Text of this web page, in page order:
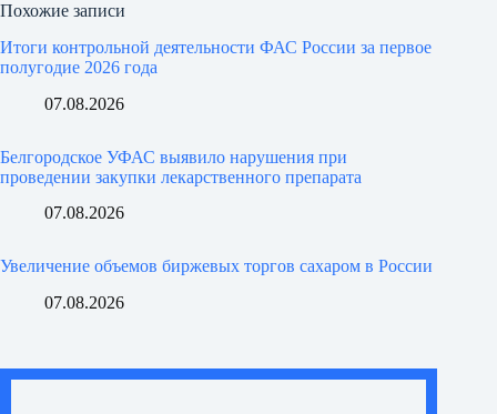
Похожие записи
Итоги контрольной деятельности ФАС России за первое
полугодие 2026 года
07.08.2026
Белгородское УФАС выявило нарушения при
проведении закупки лекарственного препарата
07.08.2026
Увеличение объемов биржевых торгов сахаром в России
07.08.2026